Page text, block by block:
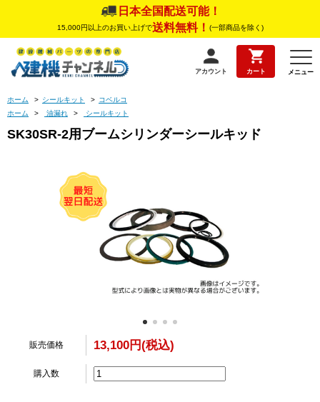
日本全国配送可能！
15,000円以上のお買い上げで送料無料！ (一部商品を除く)
アカウント カート メニュー
ホーム > シールキット > コベルコ
ホーム
> 油漏れ > シールキット
SK30SR-2用ブームシリンダーシールキッド
販売価格 13,100円(税込)
購入数